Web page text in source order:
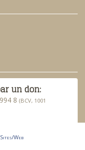
un don:
8 (BCV, 1001
Web